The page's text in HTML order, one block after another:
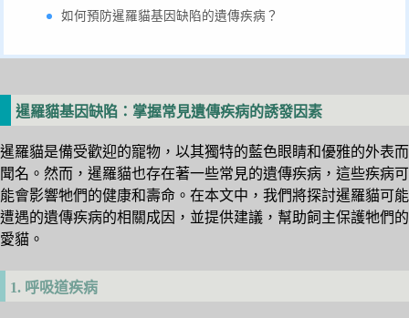
如何預防暹羅貓基因缺陷的遺傳疾病？
暹羅貓基因缺陷：掌握常見遺傳疾病的誘發因素
暹羅貓是備受歡迎的寵物，以其獨特的藍色眼睛和優雅的外表而
聞名。然而，暹羅貓也存在著一些常見的遺傳疾病，這些疾病可
能會影響牠們的健康和壽命。在本文中，我們將探討暹羅貓可能
遭遇的遺傳疾病的相關成因，並提供建議，幫助飼主保護牠們的
愛貓。
1. 呼吸道疾病